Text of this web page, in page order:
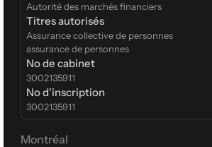
Autorité des marchés financiers
Titres autorisés
Assurance collective de personnes
assurance de personnes
No de cabinet
3002135911
No d'inscription
3002135911
Montréal